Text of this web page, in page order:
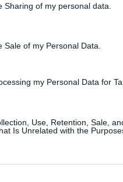
Sharing of my personal data.
of my Personal Data.
my Personal Data for
Use, Retention, Sale,
Is Unrelated with the